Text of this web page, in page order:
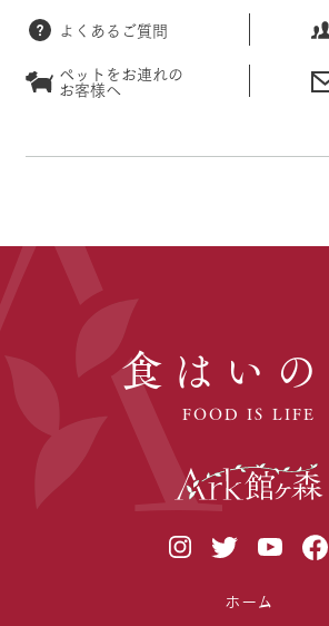
よくあるご質問
ペットをお連れの
お客様へ
食はいの
FOOD IS LIFE
ホーム